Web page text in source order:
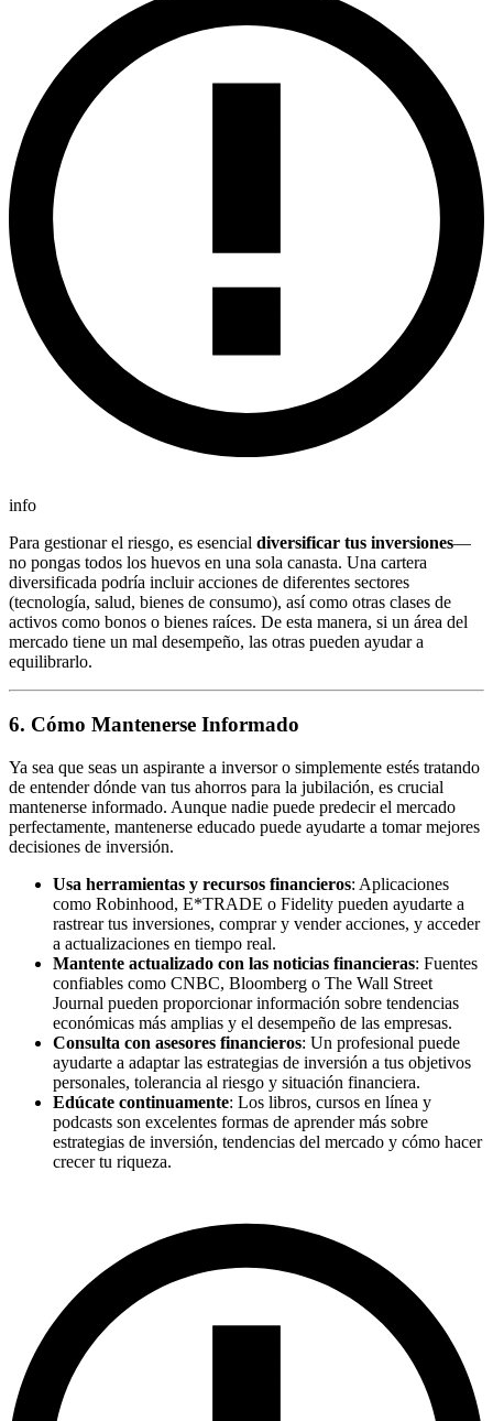
info
Para gestionar el riesgo, es esencial diversificar tus inversiones—
no pongas todos los huevos en una sola canasta. Una cartera
diversificada podría incluir acciones de diferentes sectores
(tecnología, salud, bienes de consumo), así como otras clases de
activos como bonos o bienes raíces. De esta manera, si un área del
mercado tiene un mal desempeño, las otras pueden ayudar a
equilibrarlo.
6. Cómo Mantenerse Informado
Ya sea que seas un aspirante a inversor o simplemente estés tratando
de entender dónde van tus ahorros para la jubilación, es crucial
mantenerse informado. Aunque nadie puede predecir el mercado
perfectamente, mantenerse educado puede ayudarte a tomar mejores
decisiones de inversión.
Usa herramientas y recursos financieros: Aplicaciones
como Robinhood, E*TRADE o Fidelity pueden ayudarte a
rastrear tus inversiones, comprar y vender acciones, y acceder
a actualizaciones en tiempo real.
Mantente actualizado con las noticias financieras: Fuentes
confiables como CNBC, Bloomberg o The Wall Street
Journal pueden proporcionar información sobre tendencias
económicas más amplias y el desempeño de las empresas.
Consulta con asesores financieros: Un profesional puede
ayudarte a adaptar las estrategias de inversión a tus objetivos
personales, tolerancia al riesgo y situación financiera.
Edúcate continuamente: Los libros, cursos en línea y
podcasts son excelentes formas de aprender más sobre
estrategias de inversión, tendencias del mercado y cómo hacer
crecer tu riqueza.